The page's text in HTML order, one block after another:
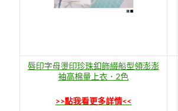
唇印字母燙印珍珠釦飾綴船型領澎澎
袖高棉量上衣．2色
>>點我看更多詳情<<